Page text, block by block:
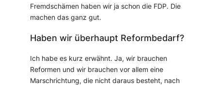
Fremdschämen haben wir ja schon die FDP. Die
machen das ganz gut.
Haben wir überhaupt Reformbedarf?
Ich habe es kurz erwähnt. Ja, wir brauchen
Reformen und wir brauchen vor allem eine
Marschrichtung, die nicht daraus besteht, nach